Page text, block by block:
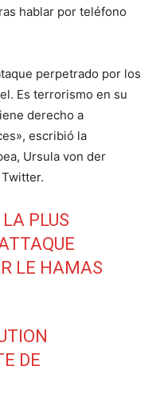
hablar por teléfono
perpetrado por los
Es terrorismo en su
derecho a
escribió la
Ursula von der
PLUS
LE HAMAS
DE